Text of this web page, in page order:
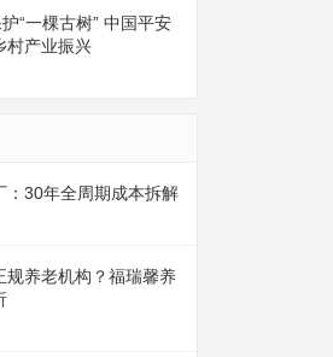
“一棵古树” 中国平安
村产业振兴
：30年全周期成本拆解
规养老机构？福瑞馨养